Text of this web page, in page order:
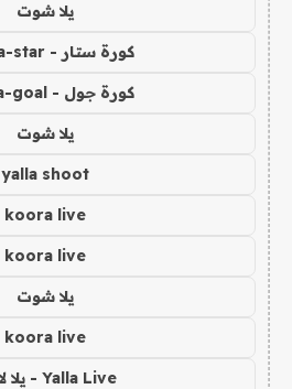
يلا شوت
كورة ستار - koora-star
كورة جول - koora-goal
يلا شوت
yalla shoot
koora live
koora live
يلا شوت
koora live
Yalla Live - يلا لايف